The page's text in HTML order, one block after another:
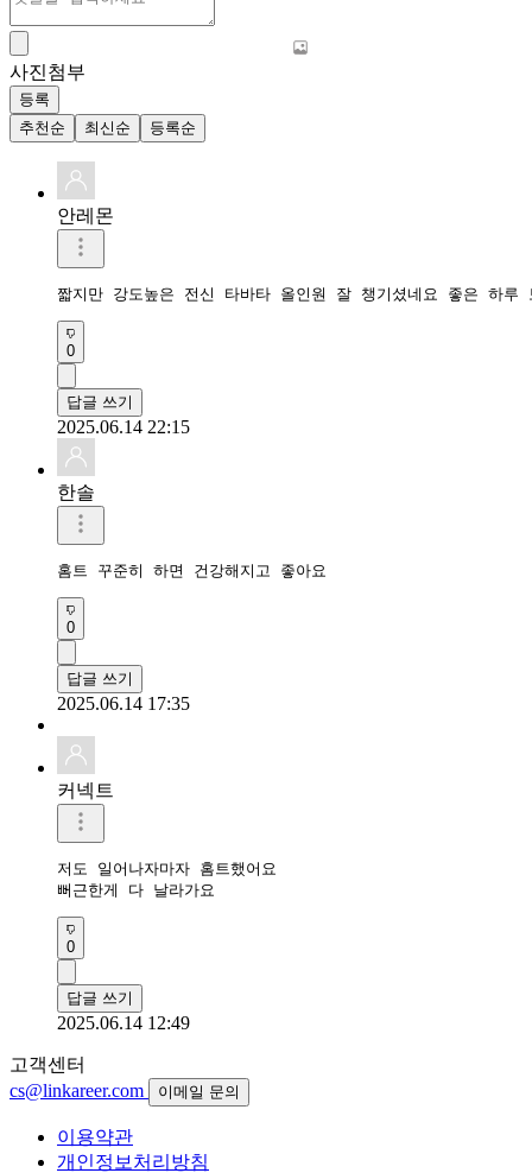
사진첨부
등록
추천순
최신순 등록순
안레몬
짧지만 강도높은 전신 타바타 올인원 잘 챙기셨네요 좋은 하루
0
답글 쓰기
2025.06.14 22:15
한솔
홈트 꾸준히 하면 건강해지고 좋아요
0
답글 쓰기
2025.06.14 17:35
커넥트
저도 일어나자마자 홈트했어요
뻐근한게 다 날라가요
0
답글 쓰기
2025.06.14 12:49
고객센터
cs@linkareer.com
이메일 문의
이용약관
개인정보처리방침